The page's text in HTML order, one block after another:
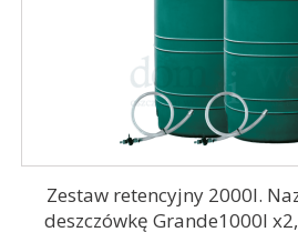
Zestaw retencyjny 2000l.
deszczówkę Grande1000l